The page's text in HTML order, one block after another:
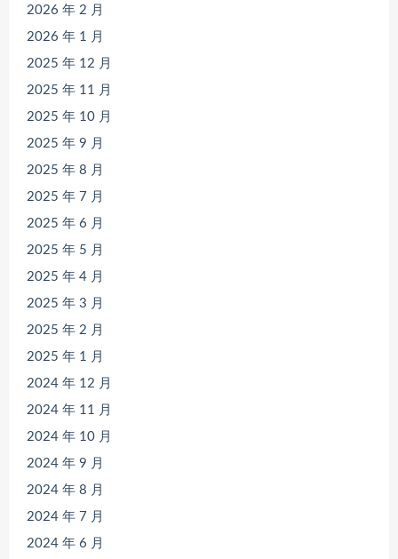
2026 年 2 月
2026 年 1 月
2025 年 12 月
2025 年 11 月
2025 年 10 月
2025 年 9 月
2025 年 8 月
2025 年 7 月
2025 年 6 月
2025 年 5 月
2025 年 4 月
2025 年 3 月
2025 年 2 月
2025 年 1 月
2024 年 12 月
2024 年 11 月
2024 年 10 月
2024 年 9 月
2024 年 8 月
2024 年 7 月
2024 年 6 月